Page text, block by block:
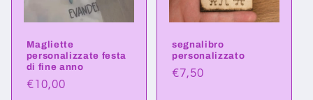
Magliette
personalizzate festa
di fine anno
Prezzo
€10,00
segnalibro
personalizzato
Prezzo
€7,50